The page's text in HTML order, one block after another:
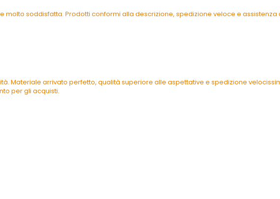
soddisfatta. Prodotti conformi alla descrizione, spedizione veloce e assistenza
Materiale arrivato perfetto, qualità superiore alle aspettative e spedizione
per gli acquisti.